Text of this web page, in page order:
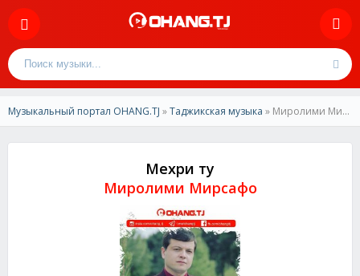
Музыкальный портал OHANG.TJ »Таджикская музыка » Миролими Мирсафо-Мехри ту
Мехри ту
Миролими Мирсафо